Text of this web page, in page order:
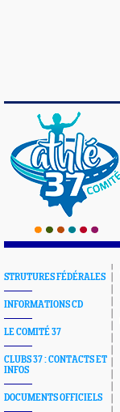
STRUTURES FÉDÉRALES
INFORMATIONS CD
LE COMITÉ 37
CLUBS 37 : CONTACTS ET
INFOS
DOCUMENTS OFFICIELS